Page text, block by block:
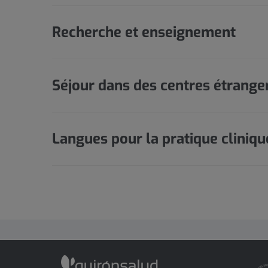
Recherche et enseignement
Séjour dans des centres
Langues pour la pratique